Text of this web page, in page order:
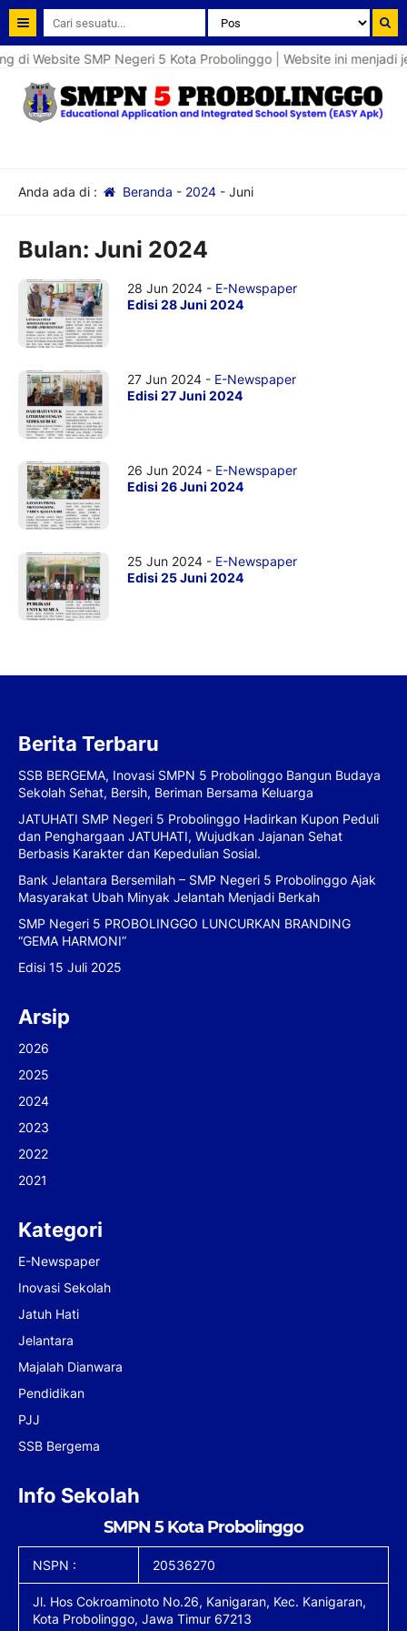
di Website SMP Negeri 5 Kota Probolinggo | Website ini
Anda ada di : Beranda - 2024- Juni
Bulan: Juni 2024
28 Jun 2024 - E-Newspaper
Edisi 28 Juni 2024
27 Jun 2024 - E-Newspaper
Edisi 27 Juni 2024
26 Jun 2024 - E-Newspaper
Edisi 26 Juni 2024
25 Jun 2024 - E-Newspaper
Edisi 25 Juni 2024
Berita Terbaru
SSB BERGEMA, Inovasi SMPN 5 Probolinggo Bangun Budaya
Sekolah Sehat, Bersih, Beriman Bersama Keluarga
JATUHATI SMP Negeri 5 Probolinggo Hadirkan Kupon Peduli
dan Penghargaan JATUHATI, Wujudkan Jajanan Sehat
Berbasis Karakter dan Kepedulian Sosial.
Bank Jelantara Bersemilah – SMP Negeri 5 Probolinggo Ajak
Masyarakat Ubah Minyak Jelantah Menjadi Berkah
SMP Negeri 5 PROBOLINGGO LUNCURKAN BRANDING
“GEMA HARMONI”
Edisi 15 Juli 2025
Arsip
2026
2025
2024
2023
2022
2021
Kategori
E-Newspaper
Inovasi Sekolah
Jatuh Hati
Jelantara
Majalah Dianwara
Pendidikan
PJJ
SSB Bergema
Info Sekolah
SMPN 5 Kota Probolinggo
NSPN : 20536270
Jl. Hos Cokroaminoto No.26, Kanigaran, Kec. Kanigaran,
Kota Probolinggo, Jawa Timur 67213